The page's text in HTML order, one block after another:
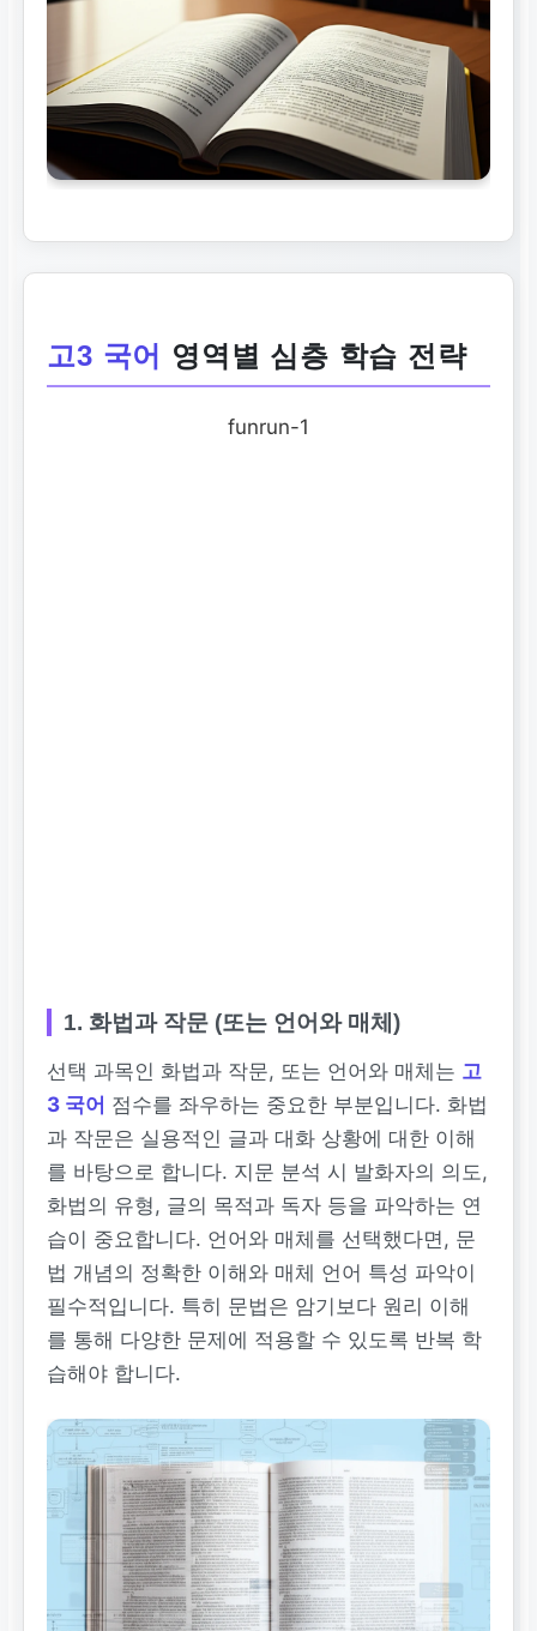
고3 국어 영역별 심층 학습 전략
funrun-1
1. 화법과 작문 (또는 언어와 매체)
선택 과목인 화법과 작문, 또는 언어와 매체는 고
3 국어 점수를 좌우하는 중요한 부분입니다. 화법
과 작문은 실용적인 글과 대화 상황에 대한 이해
를 바탕으로 합니다. 지문 분석 시 발화자의 의도,
화법의 유형, 글의 목적과 독자 등을 파악하는 연
습이 중요합니다. 언어와 매체를 선택했다면, 문
법 개념의 정확한 이해와 매체 언어 특성 파악이
필수적입니다. 특히 문법은 암기보다 원리 이해
를 통해 다양한 문제에 적용할 수 있도록 반복 학
습해야 합니다.